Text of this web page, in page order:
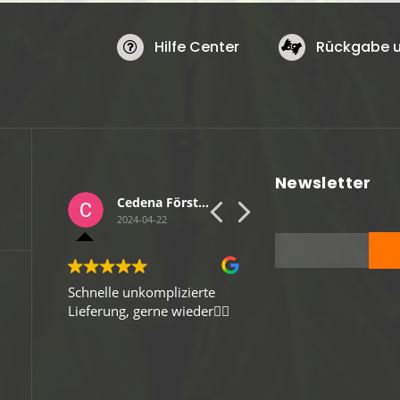
Hilfe Center Rückgabe
Sebastian Wulf
2024-04-13
Gute Verpackung, schneller
Versand, Top-Ware. Vielen
Newsletter